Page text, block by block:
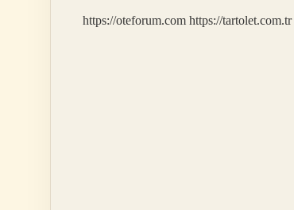
Alınır
https://oteforum.com https://tartolet.com.tr